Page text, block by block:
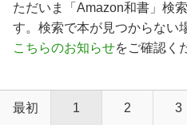
ただいま「Amazon和書」検
す。検索で本が見つからない
こちらのお知らせをご確認く
最初 1 2 3